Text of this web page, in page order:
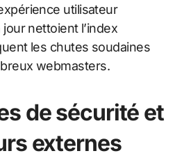
utilisateur
nettoient l’index
les chutes soudaines
webmasters.
de sécurité et
externes